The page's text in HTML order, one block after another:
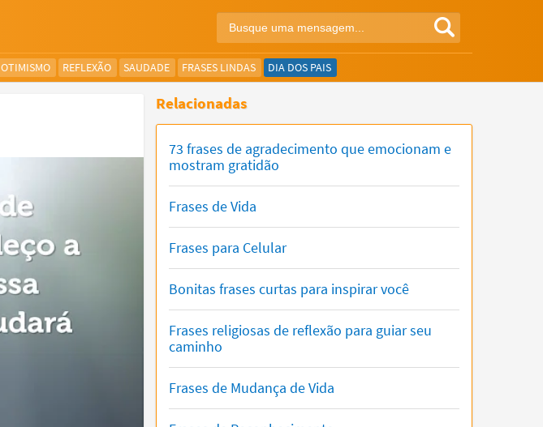
OTIMISMO REFLEXÃO SAUDADE FRASES LINDAS DIA DOS PAIS
Relacionadas
73 frases de agradecimento que emocionam e
mostram gratidão
Frases de Vida
Frases para Celular
Bonitas frases curtas para inspirar você
Frases religiosas de reflexão para guiar seu
caminho
Frases de Mudança de Vida